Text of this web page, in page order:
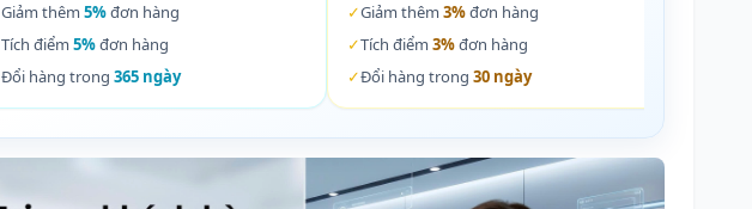
Giảm thêm 5%đơn hàng
Tích điểm 5%đơn hàng
Đổi hàng trong 365 ngày
✓Giảm thêm 3%đơn hàng
✓Tích điểm 3%đơn hàng
✓Đổi hàng trong 30 ngày